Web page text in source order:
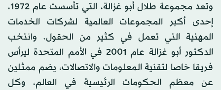
وتعد مجموعة طلال أبو غزالة، التي تأسست عام 1972،
إحدى أكبر المجموعات العالمية لشركات الخدمات
المهنية التي تعمل في كثير من الحقول. وانتخب
الدكتور أبو غزالة عام 2001 في الأمم المتحدة ليرأس
فريقا خاصا لتقنية المعلومات والاتصالات، يضم ممثلين
عن معظم الحكومات الرئيسية في العالم، وكل